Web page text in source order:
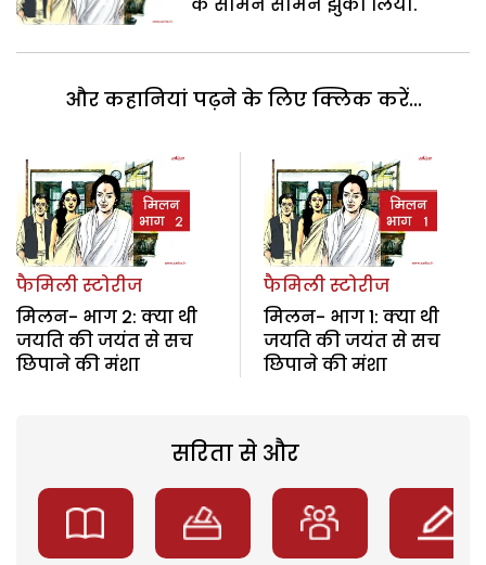
के सामने सामने झुका लिया.
और कहानियां पढ़ने के लिए क्लिक करें...
फैमिली स्टोरीज
मिलन- भाग 2: क्या थी
जयति की जयंत से सच
छिपाने की मंशा
फैमिली स्टोरीज
मिलन- भाग 1: क्या थी
जयति की जयंत से सच
छिपाने की मंशा
सरिता से और